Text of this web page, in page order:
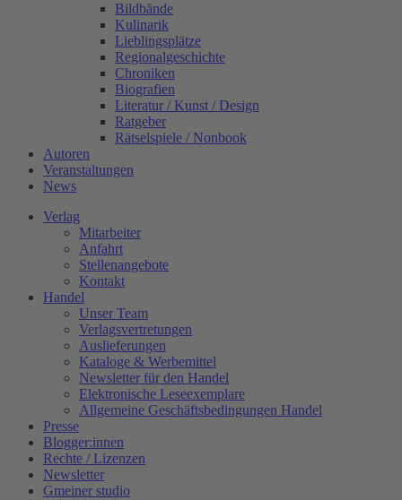
Bildbände
Kulinarik
Lieblingsplätze
Regionalgeschichte
Chroniken
Biografien
Literatur / Kunst / Design
Ratgeber
Rätselspiele / Nonbook
Autoren
Veranstaltungen
News
Verlag
Mitarbeiter
Anfahrt
Stellenangebote
Kontakt
Handel
Unser Team
Verlagsvertretungen
Auslieferungen
Kataloge & Werbemittel
Newsletter für den Handel
Elektronische Leseexemplare
Allgemeine Geschäftsbedingungen Handel
Presse
Blogger:innen
Rechte / Lizenzen
Newsletter
Gmeiner studio